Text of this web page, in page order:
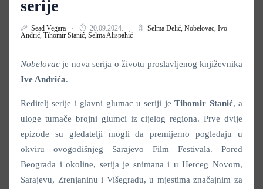
serije
Sead Vegara 20.09.2024. Selma Delić, Nobelovac, Ivo
Andrić, Tihomir Stanić, Selma Alispahić
Nobelovac je nova serija o životu proslavljenog književnika
Ive Andrića.
Reditelj serije i glavni glumac u seriji jeTihomir Stanić, a
uloge tumače brojni glumci iz cijelog regiona. Prve dvije
epizode su gledatelji mogli da premijerno pogledaju u
okviru ovogodišnjeg Sarajevo Film Festivala. Pored
Beograda i okoline, serija je snimana i u Herceg Novom,
Sarajevu, Zrenjaninu i Višegradu, u mjestima značajnim za